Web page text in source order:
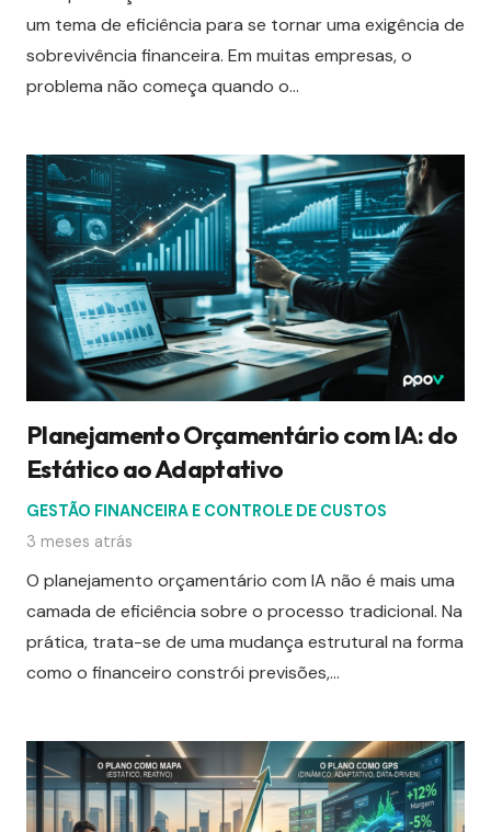
um tema de eficiência para se tornar uma exigência de
sobrevivência financeira. Em muitas empresas, o
problema não começa quando o…
Planejamento Orçamentário com IA: do
Estático ao Adaptativo
GESTÃO FINANCEIRA E CONTROLE DE CUSTOS
3 meses atrás
O planejamento orçamentário com IA não é mais uma
camada de eficiência sobre o processo tradicional. Na
prática, trata-se de uma mudança estrutural na forma
como o financeiro constrói previsões,…